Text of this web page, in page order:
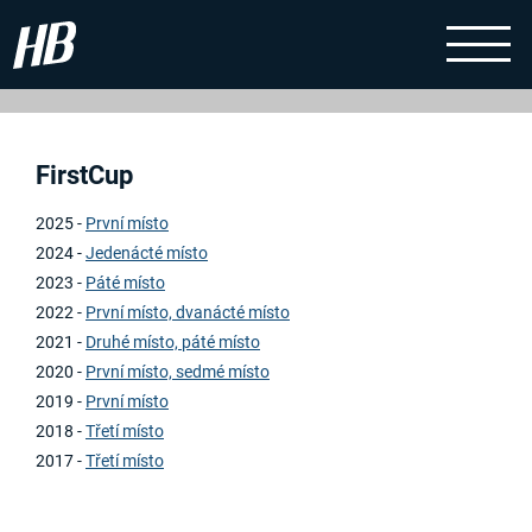
FirstCup
2025 - První místo
2024 -Jedenácté místo
2023 - Páté místo
2022 - První místo, dvanácté místo
2021 - Druhé místo, páté místo
2020 - První místo, sedmé místo
2019 - První místo
2018 -Třetí místo
2017 -Třetí místo